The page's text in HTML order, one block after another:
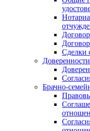
Сделки
Брачно-